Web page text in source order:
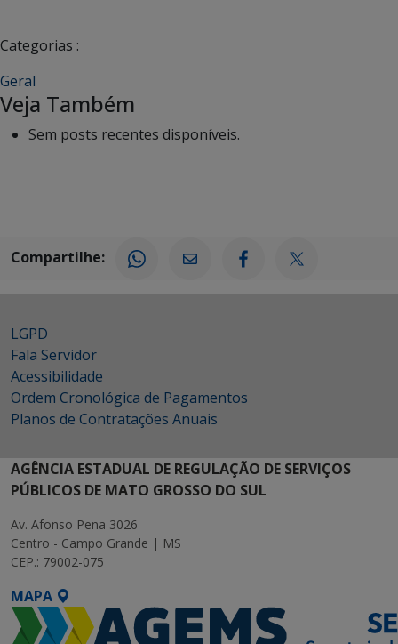
Categorias :
Geral
Veja Também
Sem posts recentes disponíveis.
Compartilhe:
LGPD
Fala Servidor
Acessibilidade
Ordem Cronológica de Pagamentos
Planos de Contratações Anuais
AGÊNCIA ESTADUAL DE REGULAÇÃO DE SERVIÇOS
PÚBLICOS DE MATO GROSSO DO SUL
Av. Afonso Pena 3026
Centro - Campo Grande | MS
CEP.: 79002-075
MAPA